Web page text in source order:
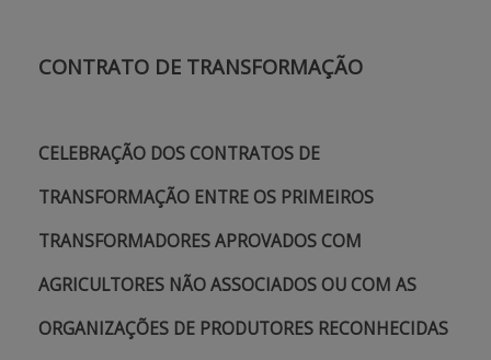
CONTRATO DE TRANSFORMAÇÃO
CELEBRAÇÃO DOS CONTRATOS DE
TRANSFORMAÇÃO ENTRE OS PRIMEIROS
TRANSFORMADORES APROVADOS COM
AGRICULTORES NÃO ASSOCIADOS OU COM AS
ORGANIZAÇÕES DE PRODUTORES RECONHECIDAS